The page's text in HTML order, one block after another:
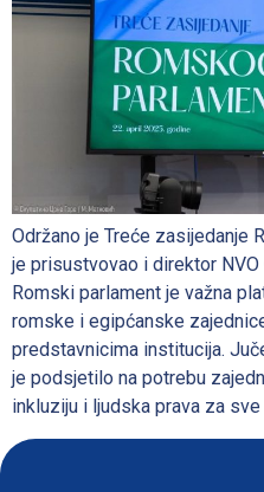
Održano je Treće zasijedanje
je prisustvovao i direktor NVO
Romski parlament je važna
romske i egipćanske
predstavnicima institucija.
je podsjetilo na potrebu
inkluziju i ljudska prava za sve